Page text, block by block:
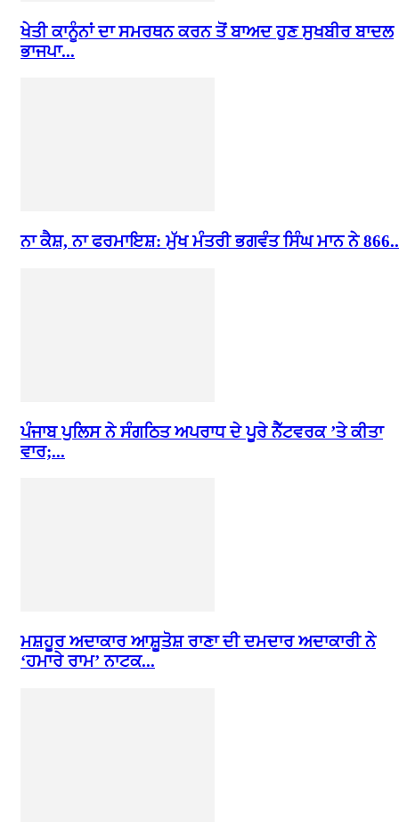
ਖੇਤੀ ਕਾਨੂੰਨਾਂ ਦਾ ਸਮਰਥਨ ਕਰਨ ਤੋਂ ਬਾਅਦ ਹੁਣ ਸੁਖਬੀਰ ਬਾਦਲ
ਭਾਜਪਾ...
ਨਾ ਕੈਸ਼, ਨਾ ਫਰਮਾਇਸ਼: ਮੁੱਖ ਮੰਤਰੀ ਭਗਵੰਤ ਸਿੰਘ ਮਾਨ ਨੇ
ਪੰਜਾਬ ਪੁਲਿਸ ਨੇ ਸੰਗਠਿਤ ਅਪਰਾਧ ਦੇ ਪੂਰੇ ਨੈੱਟਵਰਕ ’ਤੇ ਕੀਤਾ
ਵਾਰ;...
ਮਸ਼ਹੂਰ ਅਦਾਕਾਰ ਆਸ਼ੂਤੋਸ਼ ਰਾਣਾ ਦੀ ਦਮਦਾਰ ਅਦਾਕਾਰੀ ਨੇ
‘ਹਮਾਰੇ ਰਾਮ’ ਨਾਟਕ...